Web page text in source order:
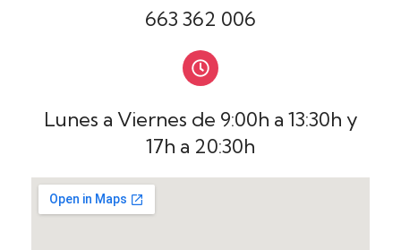
663 362 006
Lunes a Viernes de 9:00h a 13:30h y
17h a 20:30h